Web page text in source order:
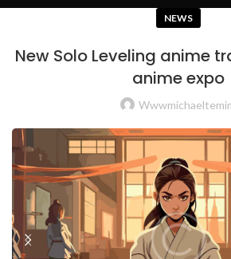
NEWS
New Solo Leveling anime
anime expo